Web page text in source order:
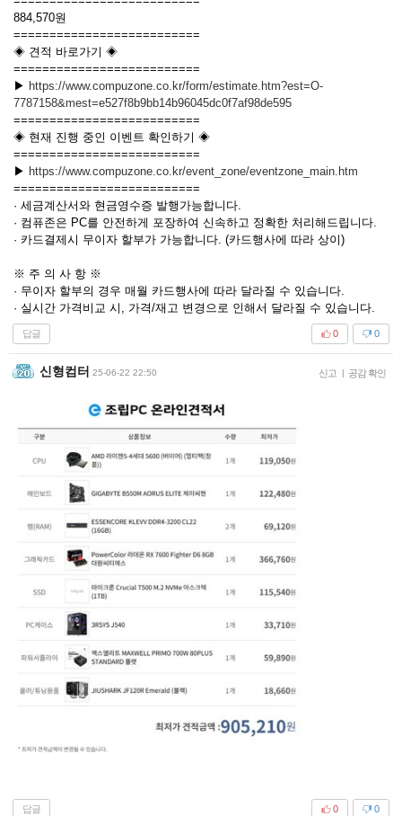
884,570원
==========================
◈ 견적 바로가기 ◈
==========================
▶ https://www.compuzone.co.kr/form/estimate.htm?est=O-
7787158&mest=e527f8b9bb14b96045dc0f7af98de595
==========================
◈ 현재 진행 중인 이벤트 확인하기 ◈
==========================
▶ https://www.compuzone.co.kr/event_zone/eventzone_main.htm
==========================
· 세금계산서와 현금영수증 발행가능합니다.
· 컴퓨존은 PC를 안전하게 포장하여 신속하고 정확한 처리해드립니다.
· 카드결제시 무이자 할부가 가능합니다. (카드행사에 따라 상이)
※ 주 의 사 항 ※
· 무이자 할부의 경우 매월 카드행사에 따라 달라질 수 있습니다.
· 실시간 가격비교 시, 가격/재고 변경으로 인해서 달라질 수 있습니다.
답글 0
0
신형컴터 25-06-22 22:50 신고 | 공감 확인
답글 0
0